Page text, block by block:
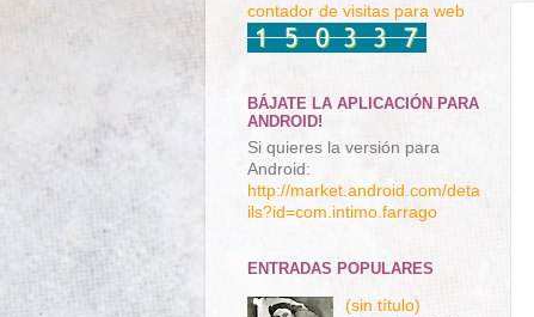
contador de visitas para web
BÁJATE LA APLICACIÓN PARA
ANDROID!
Si quieres la versión para
Android:
http://market.android.com/deta
ils?id=com.intimo.farrago
ENTRADAS POPULARES
(sin título)